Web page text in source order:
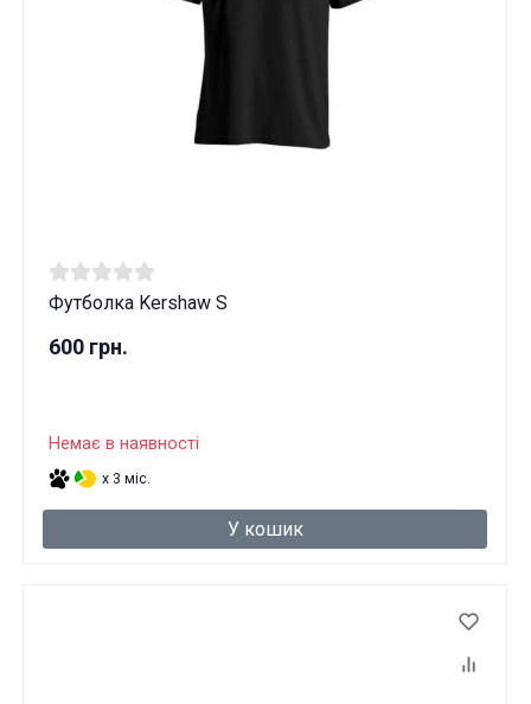
Футболка Kershaw S
600 грн.
Немає в наявності
x 3 міс.
У кошик